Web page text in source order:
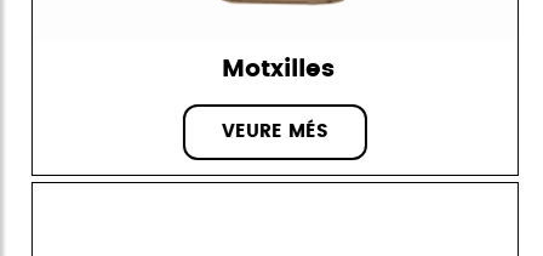
Motxilles
VEURE MÉS